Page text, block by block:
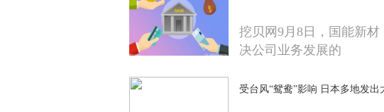
挖贝网9月8日，国能新
决公司业务发展的
受台风“鸳鸯”影响 日本多地发出